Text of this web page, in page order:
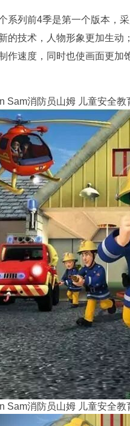
系列前4季是第一个版本，
的技术，人物形象更加生动
作速度，同时也使画面更加
Sam消防员山姆 儿童安全教
Sam消防员山姆 儿童安全教